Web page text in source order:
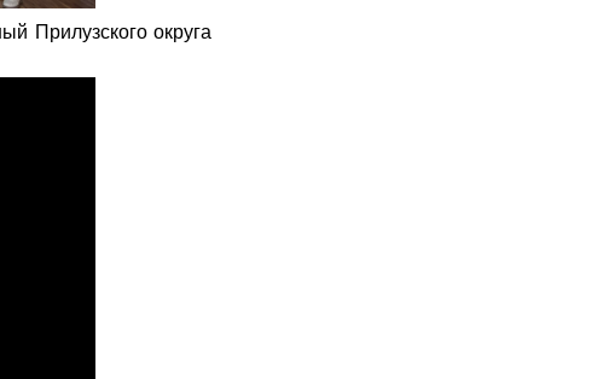
Прилузского округа